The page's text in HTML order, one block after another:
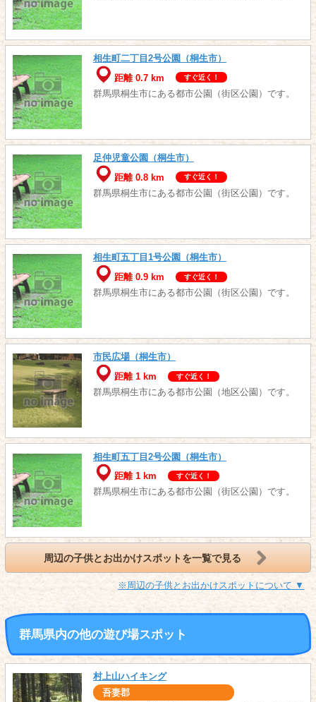
相生町二丁目2号公園（桐生市）
距離 0.7 km
すぐ近く！
群馬県桐生市にある都市公園（街区公園）です。
足仲児童公園（桐生市）
距離 0.8 km
すぐ近く！
群馬県桐生市にある都市公園（街区公園）です。
相生町五丁目1号公園（桐生市）
距離 0.9 km
すぐ近く！
群馬県桐生市にある都市公園（街区公園）です。
市民広場（桐生市）
距離 1 km
すぐ近く！
群馬県桐生市にある都市公園（地区公園）です。
相生町五丁目2号公園（桐生市）
距離 1 km
すぐ近く！
群馬県桐生市にある都市公園（街区公園）です。
周辺の子供とお出かけスポットを一覧で見る
※周辺の子供とお出かけスポットについて ▼
群馬県内の他の遊び場スポット
村上山ハイキング
吾妻郡